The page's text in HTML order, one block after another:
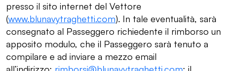
presso il sito internet del Vettore
(www.blunavytraghetti.com). In tale eventualità, sarà
consegnato al Passeggero richiedente il rimborso un
apposito modulo, che il Passeggero sarà tenuto a
compilare e ad inviare a mezzo email